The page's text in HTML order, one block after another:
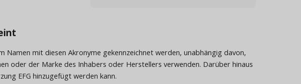
Namen mit diesen Akronyme gekennzeichnet werden, unabhängig davon,
oder der Marke des Inhabers oder Herstellers verwenden. Darüber hinaus
EFG hinzugefügt werden kann.